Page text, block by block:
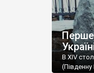
Перше
В XIV